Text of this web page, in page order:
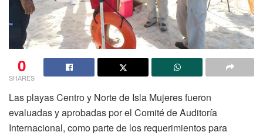
0
SHARES
Las playas Centro y Norte de Isla Mujeres fueron
evaluadas y aprobadas por el Comité de Auditoría
Internacional, como parte de los requerimientos para